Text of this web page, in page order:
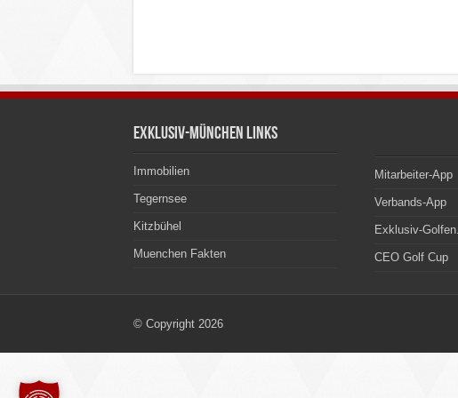
Exklusiv-München Links
Immobilien
Tegernsee
Kitzbühel
Muenchen Fakten
Mitarbeiter-App
Verbands-App
Exklusiv-
CEO Golf Cup
© Copyright 2026